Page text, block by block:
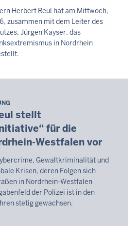
Herbert Reul hat am Mittwoch,
zusammen mit dem Leiter des
Jürgen Kayser, das
in Nordrhein
stellt
für die
Westfalen vor
Gewaltkriminalität und
Krisen, deren Folgen sich
in Nordrhein-Westfalen
der Polizei ist in den
stetig gewachsen.